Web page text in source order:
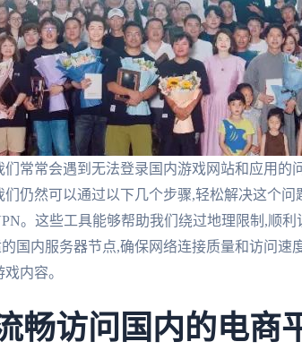
常常会遇到无法登录国内游戏网站和应用的
仍然可以通过以下几个步骤,轻松解决这个问
。这些工具能够帮助我们绕过地理限制,顺
国内服务器节点,确保网络连接质量和访问速
内容。
畅访问国内的电商